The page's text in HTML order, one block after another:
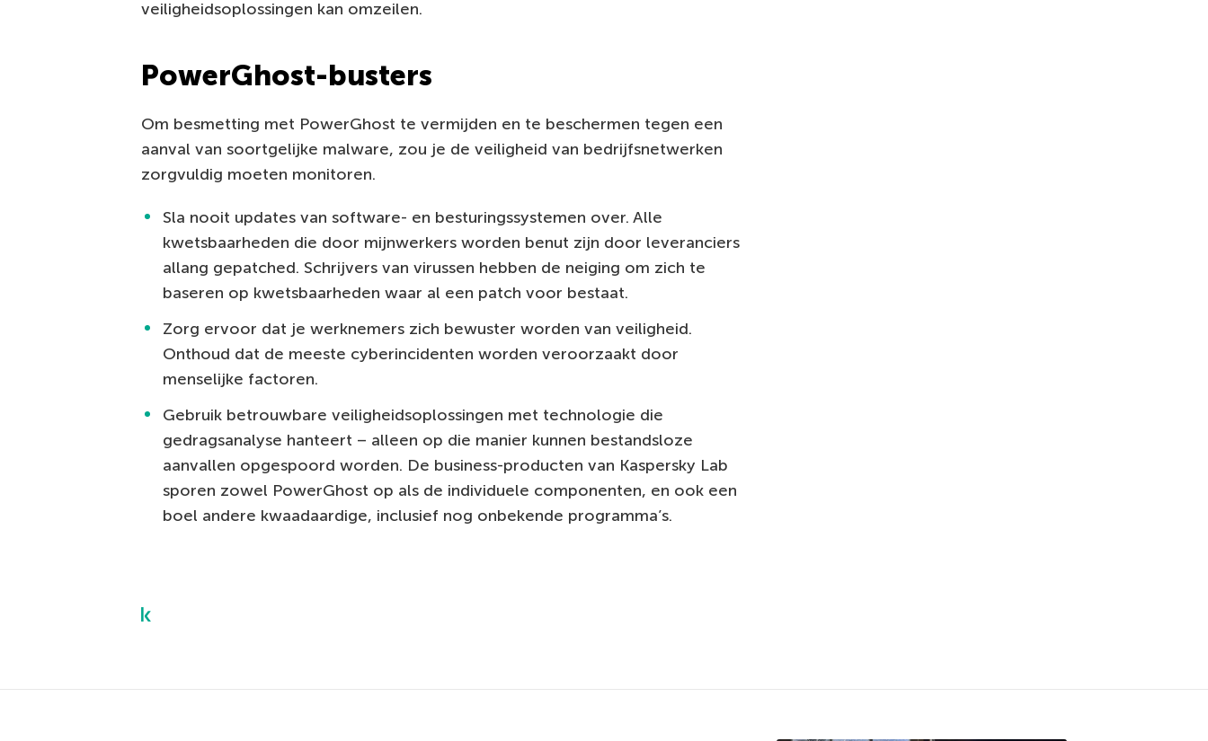
veiligheidsoplossingen kan omzeilen.
PowerGhost-busters
Om besmetting met PowerGhost te vermijden en te beschermen tegen een
aanval van soortgelijke malware, zou je de veiligheid van bedrijfsnetwerken
zorgvuldig moeten monitoren.
Sla nooit updates van software- en besturingssystemen over. Alle
kwetsbaarheden die door mijnwerkers worden benut zijn door leveranciers
allang gepatched. Schrijvers van virussen hebben de neiging om zich te
baseren op kwetsbaarheden waar al een patch voor bestaat.
Zorg ervoor dat je werknemers zich bewuster worden van veiligheid.
Onthoud dat de meeste cyberincidenten worden veroorzaakt door
menselijke factoren.
Gebruik betrouwbare veiligheidsoplossingen met technologie die
gedragsanalyse hanteert – alleen op die manier kunnen bestandsloze
aanvallen opgespoord worden. De business-producten van Kaspersky Lab
sporen zowel PowerGhost op als de individuele componenten, en ook een
boel andere kwaadaardige, inclusief nog onbekende programma’s.